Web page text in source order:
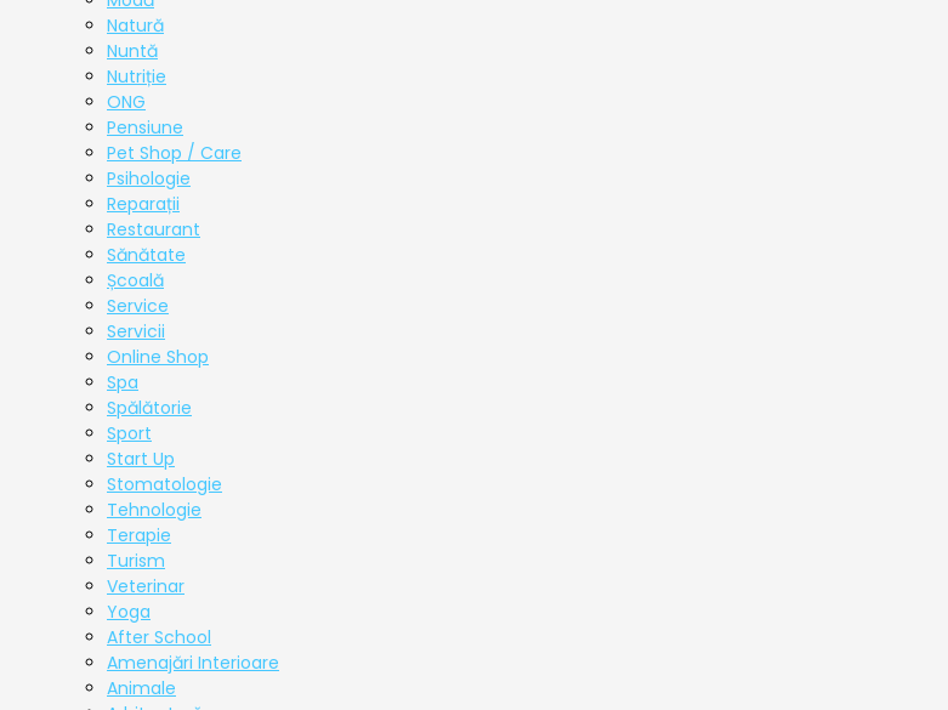
Natură
Nuntă
Nutriție
ONG
Pensiune
Pet Shop / Care
Psihologie
Reparații
Restaurant
Sănătate
Școală
Service
Servicii
Online Shop
Spa
Spălătorie
Sport
Start Up
Stomatologie
Tehnologie
Terapie
Turism
Veterinar
Yoga
After School
Amenajări Interioare
Animale